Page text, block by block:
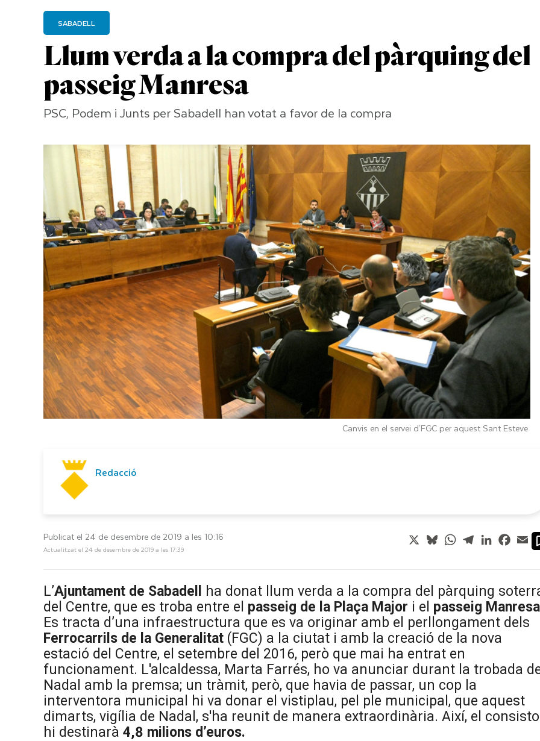
Llum verda a la compra del pàrquing del
passeig Manresa
SABADELL
PSC, Podem i Junts per Sabadell han votat a favor de la compra
Canvis en el servei d'FGC per aquest Sant Esteve
Redacció
Publicat el 24 de desembre de 2019 a les 10:16
Actualitzat el 24 de desembre de 2019 a les 17:39
X BlueskyWhatsApp
TelegramLinkedIn
L’Ajuntament de Sabadell
ha donat llum verda a la compra del pàrquing
del Centre, que es troba entre el passeig de la Plaça Major i el passeig Manresa
Es tracta d’una infraestructura que es va originar amb el perllongament dels
Ferrocarrils de la Generalitat (FGC) a la ciutat i amb la creació de la nova
estació del Centre, el setembre del 2016, però que mai ha entrat en
funcionament. L'alcaldessa, Marta Farrés, ho va anunciar durant la trobada
Nadal amb la premsa; un tràmit, però, que havia de passar, un cop la
interventora municipal hi va donar el vistiplau, pel ple municipal, que aquest
dimarts, vigília de Nadal, s'ha reunit de manera extraordinària. Així, el
hi destinarà 4,8 milions d’euros.